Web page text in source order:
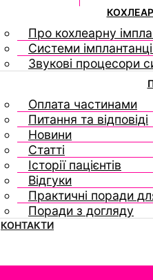
Про кохлеарну
Системи
Звукові процесори
Оплата частинами
Питання та відповіді
Новини
Статті
Історії пацієнтів
Відгуки
Практичні поради
Поради з догляду
КОНТАКТИ